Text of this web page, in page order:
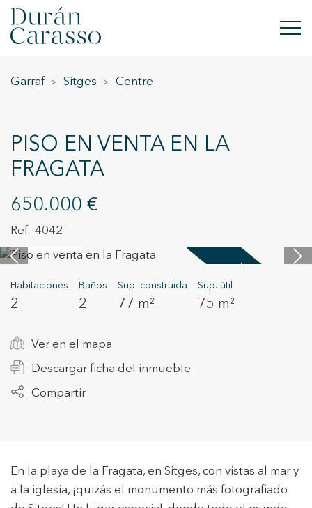
COMPRAR
VENDER
INVERSIONES
GRUPO DC
CONTACTO
+34 935 178 067
ES CA EN FR
Garraf Sitges Centre
PISO EN VENTA EN LA
FRAGATA
650.000 €
4042
Vendido
Habitaciones
2
Baños
2
Sup. construida
77 m²
Sup. útil
75 m²
Ver en el mapa
Descargar ficha del inmueble
Compartir
En la playa de la Fragata, en Sitges, con vistas al mar y
a la iglesia, ¡quizás el monumento más fotografiado